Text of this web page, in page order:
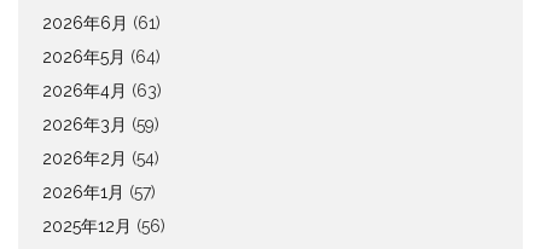
2026年6月 (61)
2026年5月 (64)
2026年4月 (63)
2026年3月 (59)
2026年2月 (54)
2026年1月 (57)
2025年12月 (56)